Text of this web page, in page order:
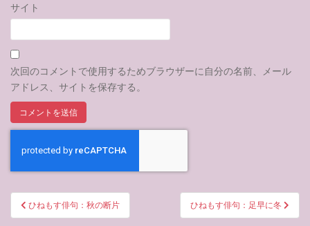
サイト
次回のコメントで使用するためブラウザーに自分の名前、メール
アドレス、サイトを保存する。
投
稿
ひねもす俳句：秋の断片 ひねもす俳句：足早に冬